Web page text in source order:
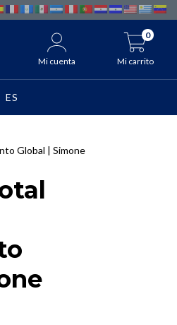
Mi cuenta Mi carrito
0
ES
Global | Simone